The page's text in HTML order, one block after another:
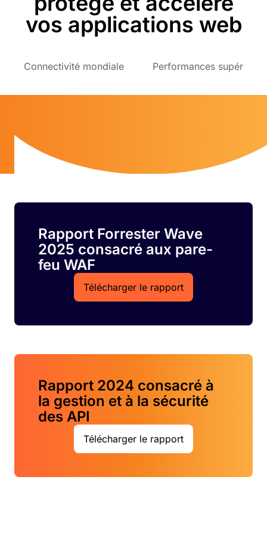
vos applications web
Connectivité mondiale Performances
Rapport Forrester Wave
2025 consacré aux pare-
feu WAF
Télécharger le rapport
Rapport 2024 consacré à
la gestion et à la sécurité
des API
Télécharger le rapport